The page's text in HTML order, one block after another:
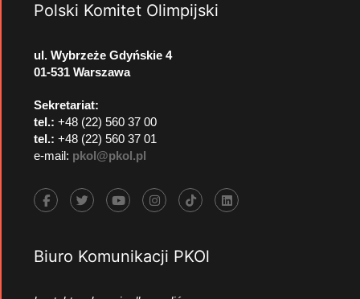
Polski Komitet Olimpijski
ul. Wybrzeże Gdyńskie 4
01-531 Warszawa
Sekretariat:
tel.: +48 (22) 560 37 00
tel.: +48 (22) 560 37 01
e-mail: pkol@pkol.pl
Biuro Komunikacji PKOl